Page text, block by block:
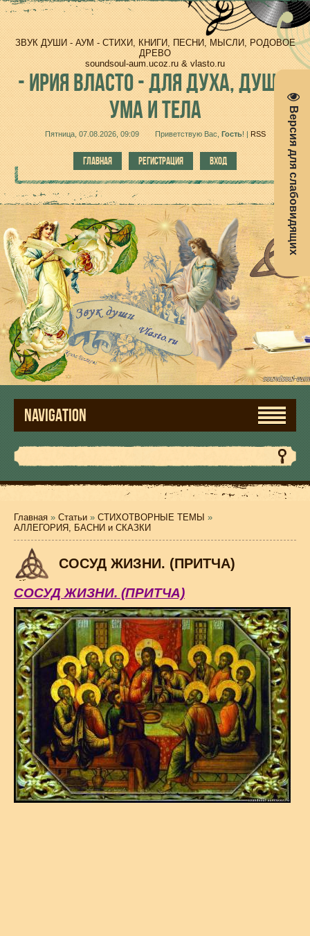
Версия для слабовидящих
ЗВУК ДУШИ - АУМ - СТИХИ, КНИГИ, ПЕСНИ, МЫСЛИ, РОДОВОЕ
ДРЕВО
soundsoul-aum.ucoz.ru & vlasto.ru
-ИРИЯ ВЛАСТО - ДЛЯ ДУХА, ДУШИ,
УМА И ТЕЛА
Пятница, 07.08.2026, 09:09 Приветствую Вас Гость!| RSS
ГЛАВНАЯ РЕГИСТРАЦИЯ ВХОД
NAVIGATION
Главная » Статьи » СТИХОТВОРНЫЕ ТЕМЫ »
АЛЛЕГОРИЯ, БАСНИ и СКАЗКИ
СОСУД ЖИЗНИ. (ПРИТЧА)
СОСУД ЖИЗНИ. (ПРИТЧА)